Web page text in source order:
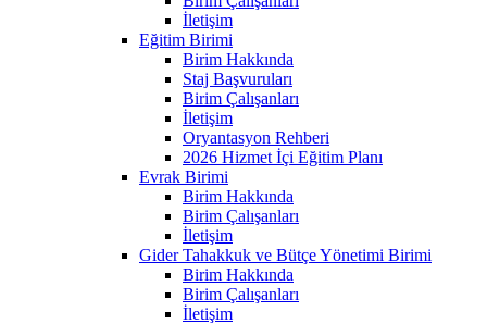
İletişim
Eğitim Birimi
Birim Hakkında
Staj Başvuruları
Birim Çalışanları
İletişim
Oryantasyon Rehberi
2026 Hizmet İçi Eğitim Planı
Evrak Birimi
Birim Hakkında
Birim Çalışanları
İletişim
Gider Tahakkuk ve Bütçe Yönetimi Birimi
Birim Hakkında
Birim Çalışanları
İletişim